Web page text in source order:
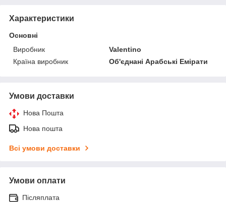
Характеристики
Основні
Виробник
Valentino
Країна виробник
Об'єднані Арабські Емірати
Умови доставки
Нова Пошта
Нова пошта
Всі умови доставки
Умови оплати
Післяплата